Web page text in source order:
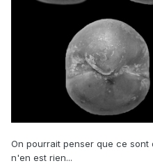
On pourrait penser que ce
n'en est rien...